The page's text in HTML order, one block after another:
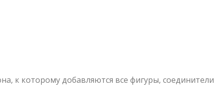
к которому добавляются все фигуры, соединители